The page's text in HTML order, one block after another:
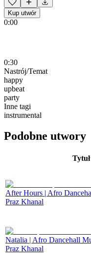
Kup utwór
0:00
0:30
Nastrój/Temat
happy
upbeat
party
Inne tagi
instrumental
Podobne utwory
Tytuł
After Hours | Afro
Praz Khanal
Natalia | Afro Dancehall
Praz Khanal